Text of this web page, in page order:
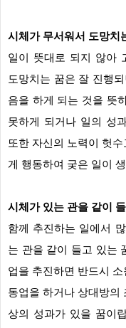
시체가 무서워서 도망치
일이 뜻대로 되지 않아
도망치는 꿈은 잘 진행
음을 하게 되는 것을 뜻
못하게 되거나 일의 성
또한 자신의 노력이 헛
게 행동하여 궂은 일이
시체가 있는 관을 같이
함께 추진하는 일에서
는 관을 같이 들고 있는
업을 추진하면 반드시
동업을 하거나 상대방의
상의 성과가 있을 꿈이